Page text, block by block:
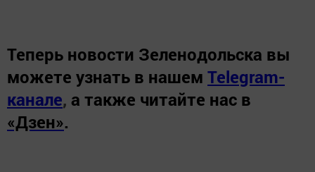
Теперь новости Зеленодольска вы
можете узнать в нашем Telegram-
канале, а также читайте нас в
«Дзен».